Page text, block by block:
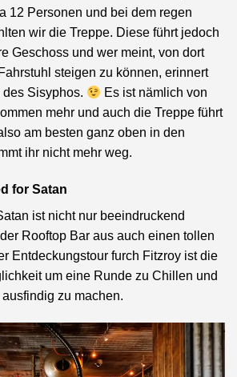
12 Personen und bei dem regen
wir die Treppe. Diese führt jedoch
Geschoss und wer meint, von dort
steigen zu können, erinnert
Sisyphos.
Es ist nämlich von
mehr und auch die Treppe führt
am besten ganz oben in den
ihr nicht mehr weg.
for Satan
ist nicht nur beeindruckend
Rooftop Bar aus auch einen tollen
Entdeckungstour furch Fitzroy ist die
um eine Runde zu Chillen und
zu machen.